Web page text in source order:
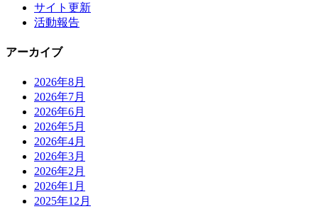
サイト更新
活動報告
アーカイブ
2026年8月
2026年7月
2026年6月
2026年5月
2026年4月
2026年3月
2026年2月
2026年1月
2025年12月